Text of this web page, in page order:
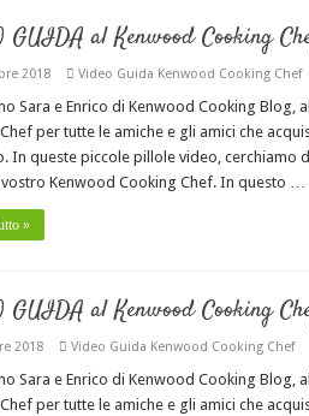
GUIDA al Kenwood Cooking
2018 Video Guida Kenwood Cooking Chef
Sara e Enrico di Kenwood Cooking Blog,
per tutte le amiche e gli amici che
In queste piccole pillole video, cerchiamo
Kenwood Cooking Chef. In questo …
»
GUIDA al Kenwood Cooking
2018 Video Guida Kenwood Cooking Chef
Sara e Enrico di Kenwood Cooking Blog,
per tutte le amiche e gli amici che